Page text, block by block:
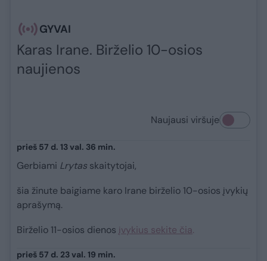
GYVAI
Karas Irane. Birželio 10-osios
naujienos
Naujausi viršuje
prieš 57 d. 13 val. 36 min.
Gerbiami Lrytas skaitytojai,
šia žinute baigiame karo Irane birželio 10-osios įvykių
aprašymą.
Birželio 11-osios dienos įvykius sekite čia.
prieš 57 d. 23 val. 19 min.